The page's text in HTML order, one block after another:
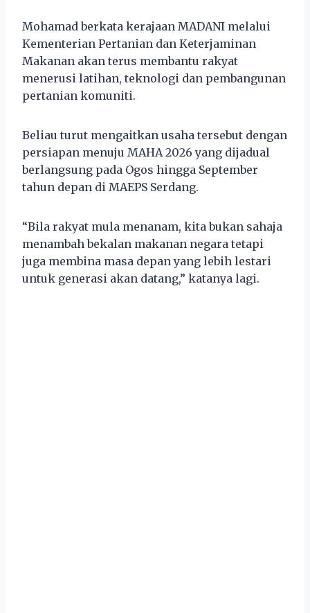
Mohamad berkata kerajaan MADANI melalui
Kementerian Pertanian dan Keterjaminan
Makanan akan terus membantu rakyat
menerusi latihan, teknologi dan pembangunan
pertanian komuniti.
Beliau turut mengaitkan usaha tersebut dengan
persiapan menuju MAHA 2026 yang dijadual
berlangsung pada Ogos hingga September
tahun depan di MAEPS Serdang.
“Bila rakyat mula menanam, kita bukan sahaja
menambah bekalan makanan negara tetapi
juga membina masa depan yang lebih lestari
untuk generasi akan datang,” katanya lagi.